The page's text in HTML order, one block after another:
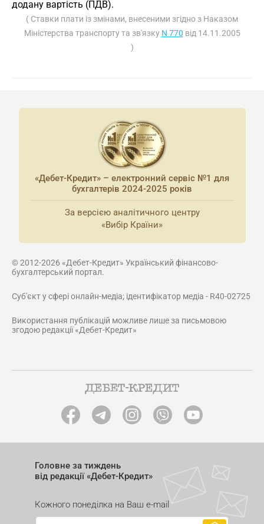
додану вартість (ПДВ).
( Ставки плати із змінами, внесеними згідно з Наказом
Міністерства транспорту та зв'язку N 770 від 14.11.2005
)
«Дебет-Кредит» – електронний сервіс №1 для
бухгалтерів 2024-2025 років
За версією аналітичного центру
«Вибір Країни»
© 2012-2026 «Дебет-Кредит» Український фінансово-
бухгалтерський портал.
Суб'єкт у сфері онлайн-медіа; ідентифікатор медіа - R40-02725
Використання публікацій можливе лише за письмовою
згодою редакції «Дебет-Кредит»
Головне за тиждень
від редакції «Дебет-Кредит»
Кожного понеділка на Ваш e-mail